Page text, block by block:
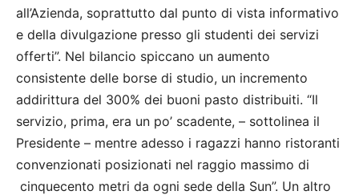
all’Azienda, soprattutto dal punto di vista informativo
e della divulgazione presso gli studenti dei servizi
offerti”. Nel bilancio spiccano un aumento
consistente delle borse di studio, un incremento
addirittura del 300% dei buoni pasto distribuiti. “Il
servizio, prima, era un po’ scadente, – sottolinea il
Presidente – mentre adesso i ragazzi hanno ristoranti
convenzionati posizionati nel raggio massimo di
cinquecento metri da ogni sede della Sun”. Un altro